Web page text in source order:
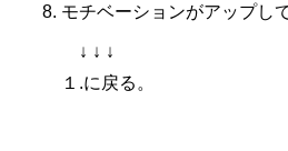
モチベーションがアップし
↓ ↓ ↓
１.に戻る。